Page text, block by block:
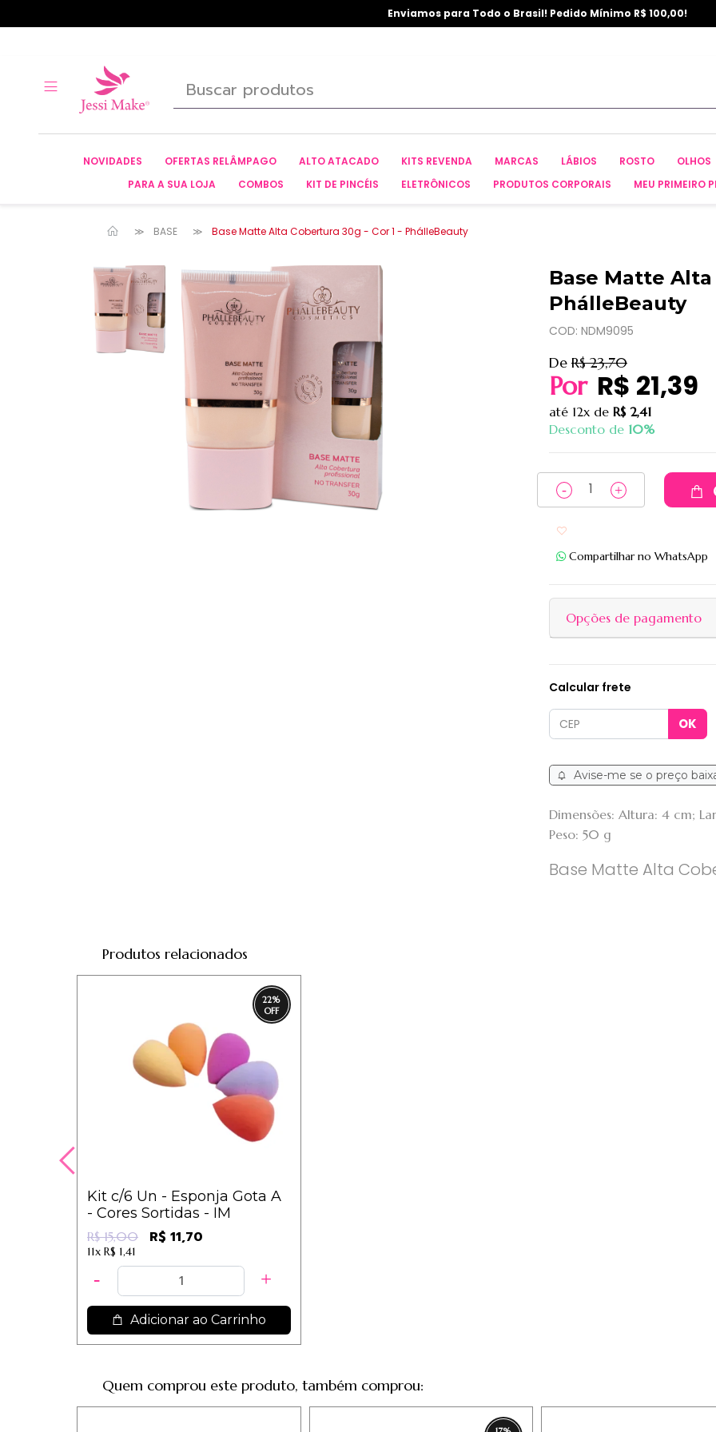
Enviamos para Todo o Brasil! Pedido Mínimo R$ 100,00!
NOVIDADES OFERTAS RELÂMPAGO ALTO ATACADO KITS REVENDA MARCAS LÁBIOS ROSTO
OLHOS
PARA A SUA LOJA
COMBOS KIT DE PINCÉIS ELETRÔNICOS PRODUTOS CORPORAIS MEU PRIMEIRO
BASE Base Matte Alta Cobertura 30g - Cor 1 - PhálleBeauty
Base Matte
PhálleBeauty
COD: NDM9095
De R$ 23,70
Por R$ 21,39
até 12x de R$ 2,41
Desconto de 10%
Compartilhar no WhatsApp
Opções de pagamento
Calcular frete
Avise-me se o preço
Dimensões: Altura: 4 cm;
Peso: 50 g
Base Matte Alta
Produtos relacionados
22%
Kit c/6 Un - Esponja Gota A
- Cores Sortidas - IM
R$ 15,00 R$ 11,70
11x R$ 1,41
Adicionar ao Carrinho
Quem comprou este produto, também comprou: